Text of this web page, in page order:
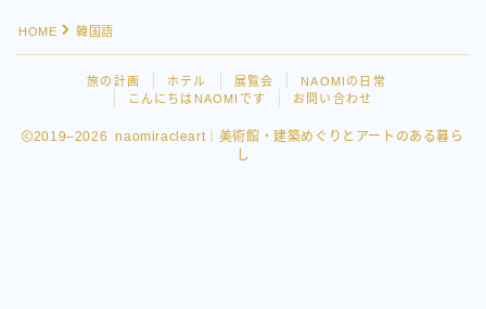
お問い合わせ
HOME 韓国語
旅の計画 ホテル 展覧会
NAOMIの日常
こんにちはNAOMIです
お問い合わせ
2019–2026 naomiracleart｜美術館・建築めぐりとアートのある暮ら
し